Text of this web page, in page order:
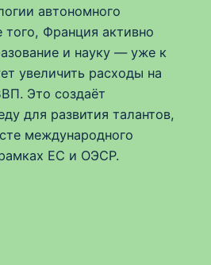
автономного
того, Франция активно
и науку — уже к
увеличить расходы на
Это создаёт
для развития талантов,
международного
ЕС и ОЭСР.